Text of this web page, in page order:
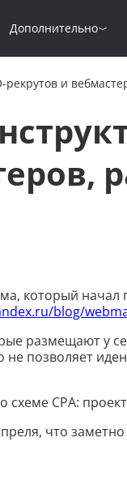
Дополнительно
и
который
blog/
размещают у
позволяет
CPA:
что заметно